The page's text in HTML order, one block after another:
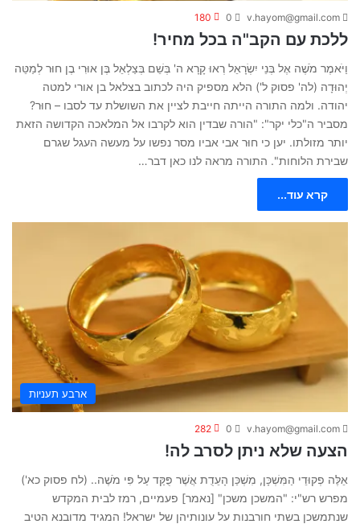
v.hayom@gmail.com
0
180
ללכת עם הקב"ה בכל מחיר!
וַיֹּאמֶר מֹשֶׁה אֶל בְּנֵי יִשְׂרָאֵל רְאוּ קָרָא ה' בְּשֵׁם בְּצַלְאֵל בֶּן אוּרִי בֶן חוּר לְמַטֵּה
יְהוּדָה (לה' פסוק ל') הלא מספיק היה לכתוב בצלאל בן אורי למטה
יהודה. ולמה התורה הייתה חייבת לציין את השושלת עד לסבו – חוּר?
מסביר ה"כלי יקר": "הורה שבדין הוא לקרבו אל המלאכה הקדושה הזאת
יותר מזולתו. יען כי חוּר אבי אביו מסר נפשו על מעשה העגל שגרם
שבירת הלוחות". התורה מראה לנו כאן דבר…
קרא עוד...
ארבע תעניות
v.hayom@gmail.com
0
282
הצעה שלא ניתן לסרב לה!
אֵלֶּה פְקוּדֵי הַמִּשְׁכָּן, מִשְׁכַּן הָעֵדֻת אֲשֶׁר פֻּקַּד עַל פִּי מֹשֶׁה.. (לח פסוק כא')
מפרש רש"י: "המשכן משכן" [נאמר] פעמיים, רמז לבית המקדש
שנתמשכן בשתי חורבנות על עונותיהן של ישראל! המגיד מדובנא הטיב